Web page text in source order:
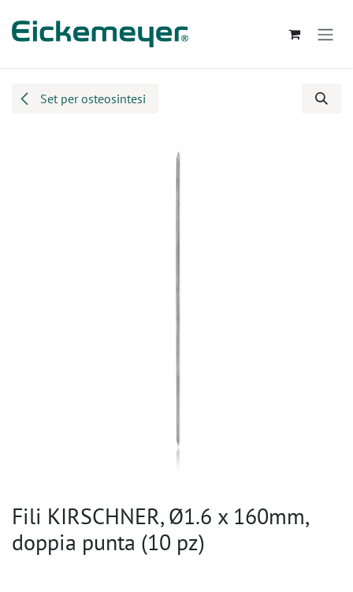
Set per osteosintesi
Fili KIRSCHNER, Ø1.6 x 160mm,
doppia punta (10 pz)